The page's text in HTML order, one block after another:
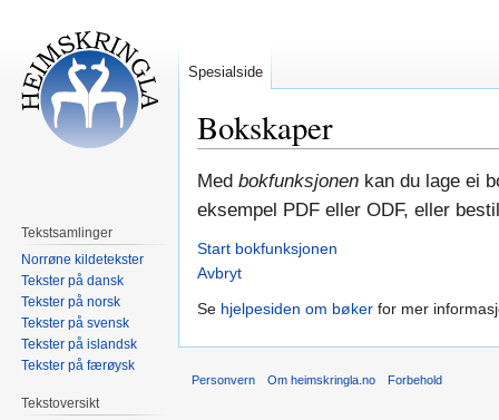
Bokskaper
Hopp
til
Hopp
til
Med bokfunksjonen kan du lage ei
eksempel PDF eller ODF, eller
Start bokfunksjonen
Avbryt
Se hjelpesiden om bøker for mer
Spesialside
Tekstsamlinger
Norrøne kildetekster
Tekster på dansk
Tekster på norsk
Tekster på svensk
Tekster på islandsk
Tekster på færøysk
Tekstoversikt
Personvern Om heimskringla.no Forbehold